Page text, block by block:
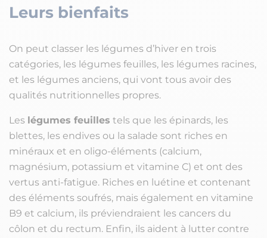
Leurs bienfaits
On peut classer les légumes d’hiver en trois
catégories, les légumes feuilles, les légumes racines,
et les légumes anciens, qui vont tous avoir des
qualités nutritionnelles propres.
Les légumes feuilles tels que les épinards, les
blettes, les endives ou la salade sont riches en
minéraux et en oligo-éléments (calcium,
magnésium, potassium et vitamine C) et ont des
vertus anti-fatigue. Riches en luétine et contenant
des éléments soufrés, mais également en vitamine
B9 et calcium, ils préviendraient les cancers du
côlon et du rectum. Enfin, ils aident à lutter contre